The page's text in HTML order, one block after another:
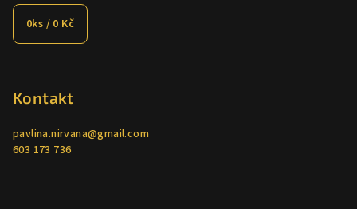
0ks / 0 Kč
Kontakt
pavlina.nirvana@gmail.com
603 173 736